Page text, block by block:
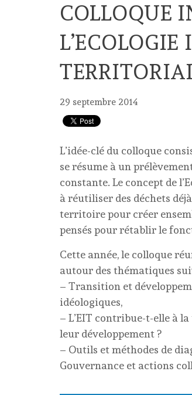
COLLOQUE
29 septembre 2014
L’idée-clé du colloque
se résume à un
constante. Le concept de
à réutiliser des déchets
territoire pour créer
pensés pour rétablir le
Cette année, le colloque
autour des thématiques
– Transition et
idéologiques,
– L’EIT contribue-t-elle à
leur développement ?
– Outils et méthodes de
Gouvernance et actions